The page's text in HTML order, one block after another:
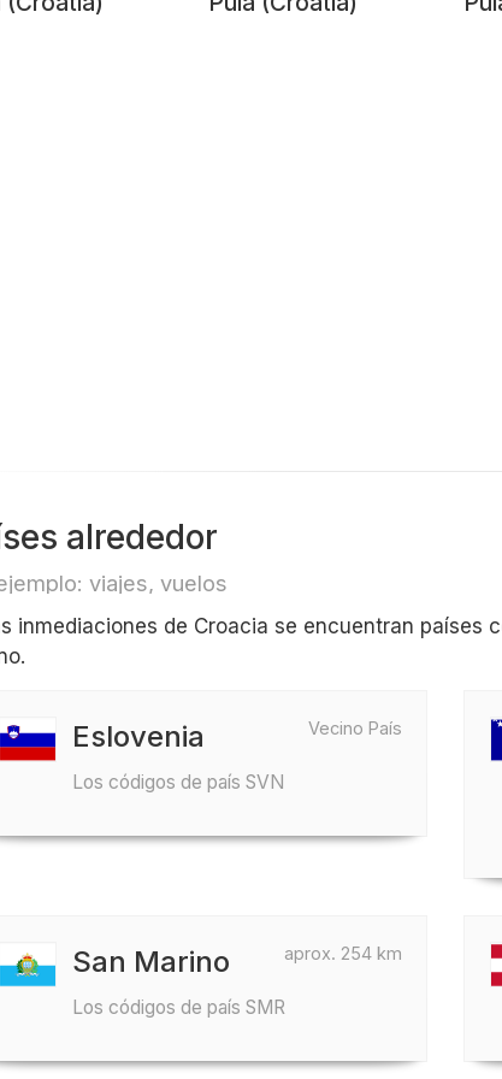
alrededor
viajes, vuelos
inmediaciones de Croacia se encuentran países
Vecino País
Eslovenia
Los códigos de país SVN
aprox. 254 km
San Marino
Los códigos de país SMR